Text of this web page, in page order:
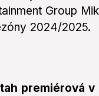
Group
2024/2025.
premiérová